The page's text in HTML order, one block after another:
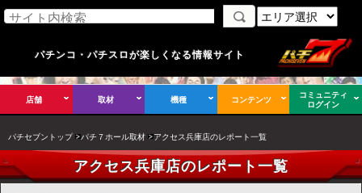
パチンコ・パチスロが楽しくなる情報サイト
店舗 取材 機種 コンテンツ
コミュニティ
ログイン
パチセブントップ パチ７ホール取材 アクセス兵庫店のレポート一覧
アクセス兵庫店のレポート一覧